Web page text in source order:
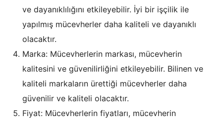
ve dayanıklılığını etkileyebilir. İyi bir işçilik ile
yapılmış mücevherler daha kaliteli ve dayanıklı
olacaktır.
Marka: Mücevherlerin markası, mücevherin
kalitesini ve güvenilirliğini etkileyebilir. Bilinen ve
kaliteli markaların ürettiği mücevherler daha
güvenilir ve kaliteli olacaktır.
Fiyat: Mücevherlerin fiyatları, mücevherin